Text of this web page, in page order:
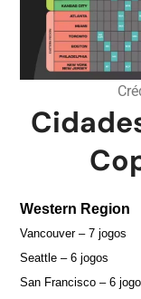
Western Region
Vancouver – 7 jogos
Seattle – 6 jogos
San Francisco – 6